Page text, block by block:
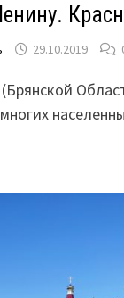
29.10.2019